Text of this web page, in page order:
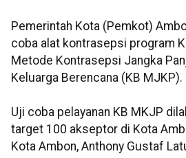
Pemerintah Kota (Pemkot)
coba alat kontrasepsi program
Metode Kontrasepsi Jangka
Keluarga Berencana (KB MJKP).
Uji coba pelayanan KB MKJP
target 100 akseptor di Kota
Kota Ambon, Anthony Gustaf